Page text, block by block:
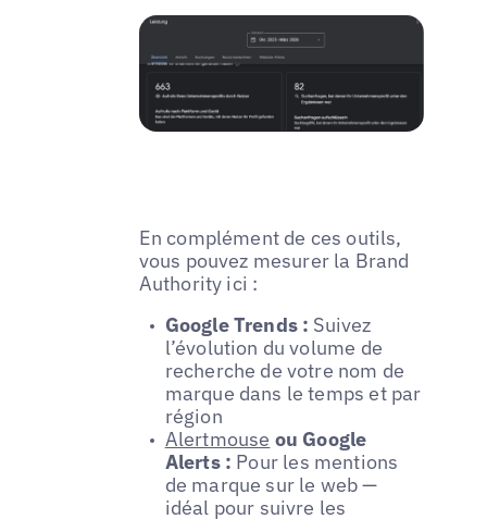
En complément de ces outils,
vous pouvez mesurer la Brand
Authority ici :
Google Trends : Suivez
l’évolution du volume de
recherche de votre nom de
marque dans le temps et par
région
Alertmouse ou Google
Alerts : Pour les mentions
de marque sur le web —
idéal pour suivre les